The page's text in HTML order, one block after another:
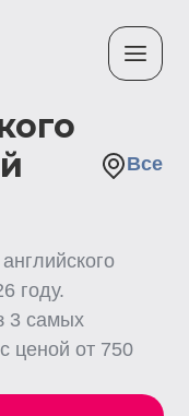
Все
году.
3 самых
ценой от 750